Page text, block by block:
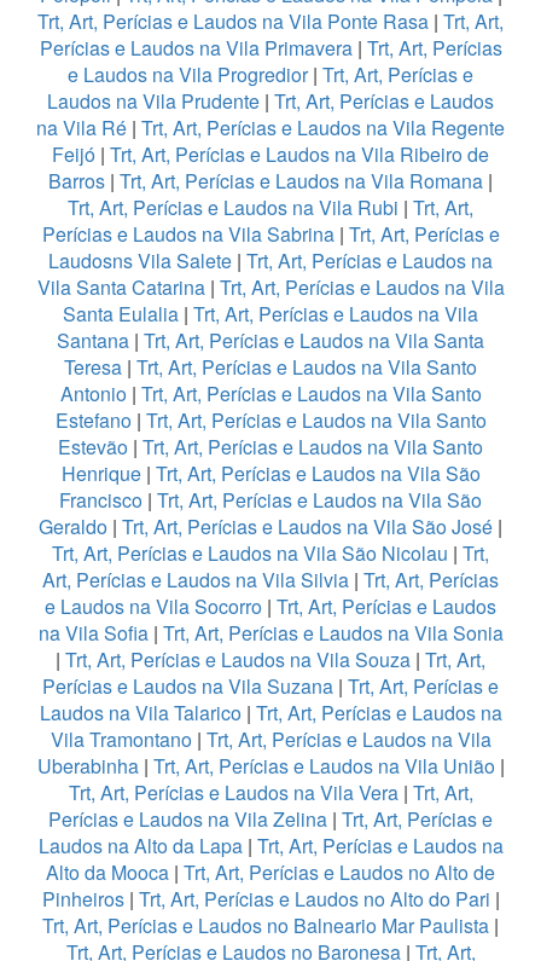
Trt, Art, Perícias e Laudos na Vila Ponte Rasa | Trt, Art,
Perícias e Laudos na Vila Primavera| Trt, Art, Perícias
e Laudos na Vila Progredior| Trt, Art, Perícias e
Laudos na Vila Prudente | Trt, Art, Perícias e Laudos
na Vila Ré | Trt, Art, Perícias e Laudos na Vila Regente
Feijó | Trt, Art, Perícias e Laudos na Vila Ribeiro de
Barros | Trt, Art, Perícias e Laudos na Vila Romana |
Trt, Art, Perícias e Laudos na Vila Rubi | Trt, Art,
Perícias e Laudos na Vila Sabrina| Trt, Art, Perícias e
Laudosns Vila Salete | Trt, Art, Perícias e Laudos na
Vila Santa Catarina| Trt, Art, Perícias e Laudos na Vila
Santa Eulalia | Trt, Art, Perícias e Laudos na Vila
Santana | Trt, Art, Perícias e Laudos na Vila Santa
Teresa | Trt, Art, Perícias e Laudos na Vila Santo
Antonio| Trt, Art, Perícias e Laudos na Vila Santo
Estefano| Trt, Art, Perícias e Laudos na Vila Santo
Estevão | Trt, Art, Perícias e Laudos na Vila Santo
Henrique| Trt, Art, Perícias e Laudos na Vila São
Francisco | Trt, Art, Perícias e Laudos na Vila São
Geraldo | Trt, Art, Perícias e Laudos na Vila São José |
Trt, Art, Perícias e Laudos na Vila São Nicolau | Trt,
Art, Perícias e Laudos na Vila Silvia | Trt, Art, Perícias
e Laudos na Vila Socorro | Trt, Art, Perícias e Laudos
na Vila Sofia| Trt, Art, Perícias e Laudos na Vila Sonia
| Trt, Art, Perícias e Laudos na Vila Souza | Trt, Art,
Perícias e Laudos na Vila Suzana | Trt, Art, Perícias e
Laudos na Vila Talarico| Trt, Art, Perícias e Laudos na
Vila Tramontano| Trt, Art, Perícias e Laudos na Vila
Uberabinha| Trt, Art, Perícias e Laudos na Vila União|
Trt, Art, Perícias e Laudos na Vila Vera| Trt, Art,
Perícias e Laudos na Vila Zelina | Trt, Art, Perícias e
Laudos na Alto da Lapa| Trt, Art, Perícias e Laudos na
Alto da Mooca | Trt, Art, Perícias e Laudos no Alto de
Pinheiros| Trt, Art, Perícias e Laudos no Alto do Pari |
Trt, Art, Perícias e Laudos no Balneario Mar Paulista |
Trt, Art, Perícias e Laudos no Baronesa| Trt, Art,